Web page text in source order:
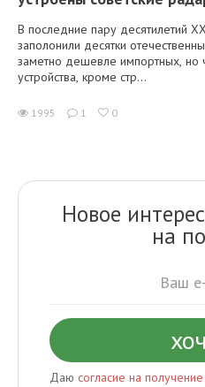
В последние пару десятилетий
заполонили десятки
заметно дешевле импортных, но
устройства, кроме стр...
1995 1 0
Новое
на
Даю согласие на